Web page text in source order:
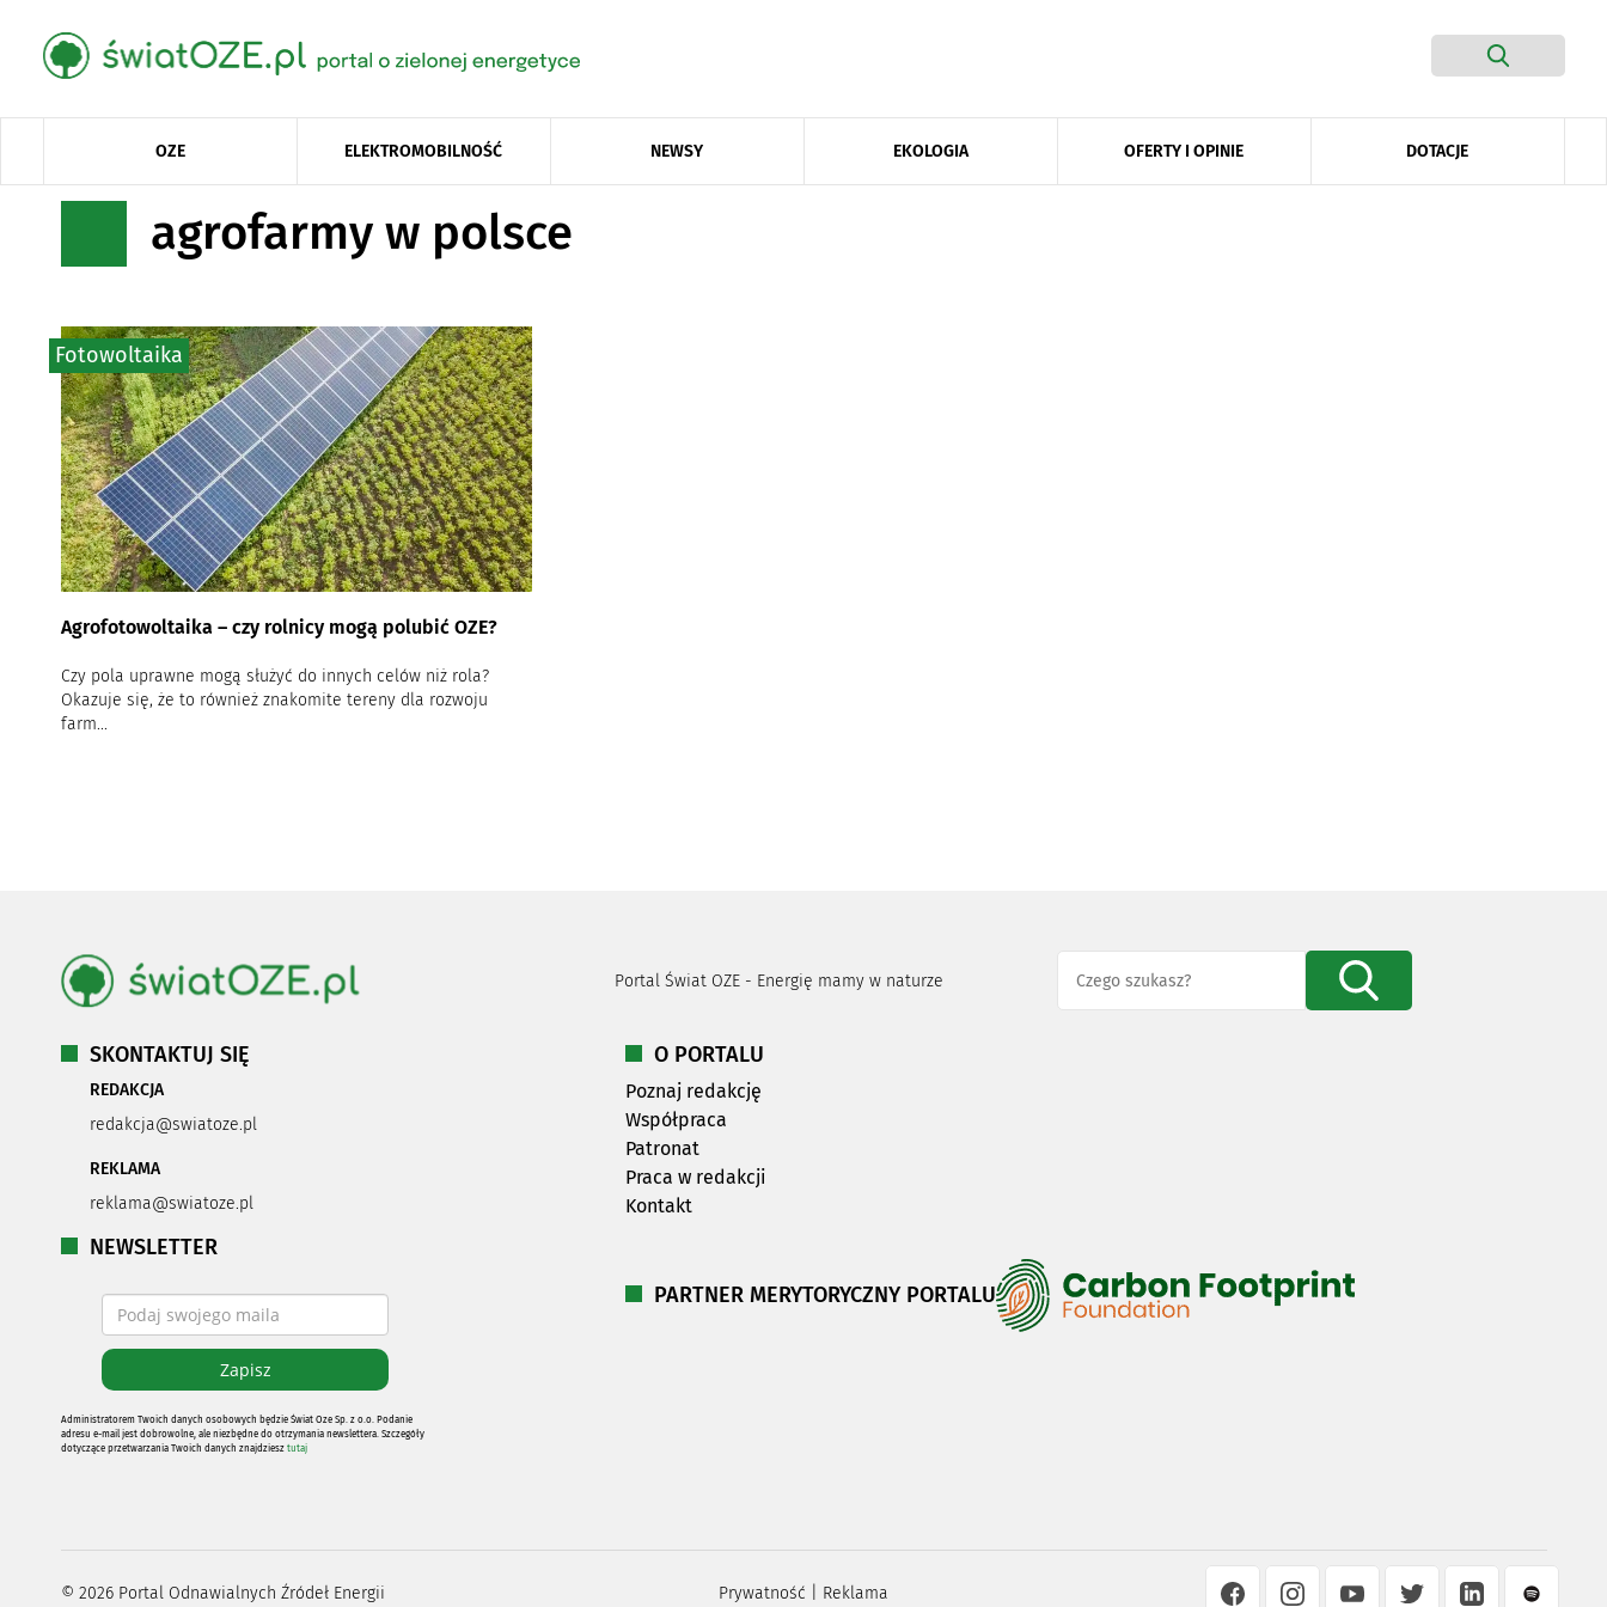
OZE ELEKTROMOBILNOŚĆ NEWSY EKOLOGIA OFERTY I OPINIE DOTACJE
agrofarmy w polsce
Agrofotowoltaika – czy rolnicy mogą polubić OZE?
Czy pola uprawne mogą służyć do innych celów niż rola?
Okazuje się, że to również znakomite tereny dla rozwoju
farm...
Fotowoltaika
Portal Świat OZE - Energię mamy w naturze
SKONTAKTUJ SIĘ
REDAKCJA
redakcja@swiatoze.pl
REKLAMA
reklama@swiatoze.pl
NEWSLETTER
Administratorem Twoich danych osobowych będzie Świat Oze Sp. z o.o. Podanie
adresu e-mail jest dobrowolne, ale niezbędne do otrzymania newslettera. Szczegóły
dotyczące przetwarzania Twoich danych znajdziesz tutaj
O PORTALU
Poznaj redakcję
Współpraca
Patronat
Praca w redakcji
Kontakt
PARTNER MERYTORYCZNY PORTALU
© 2026Portal Odnawialnych Źródeł Energii Prywatność Reklama